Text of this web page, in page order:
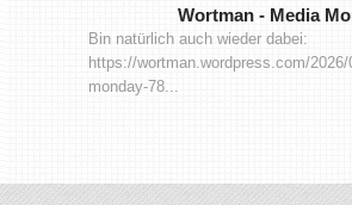
Wortman - Media
Bin natürlich auch wieder dabei:
https://wortman.wordpress.com/
monday-78...